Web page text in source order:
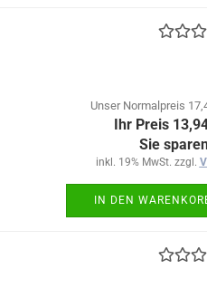
Unser Normalpreis
Ihr Preis
Sie
inkl. 19% MwSt. zzgl.
IN DEN